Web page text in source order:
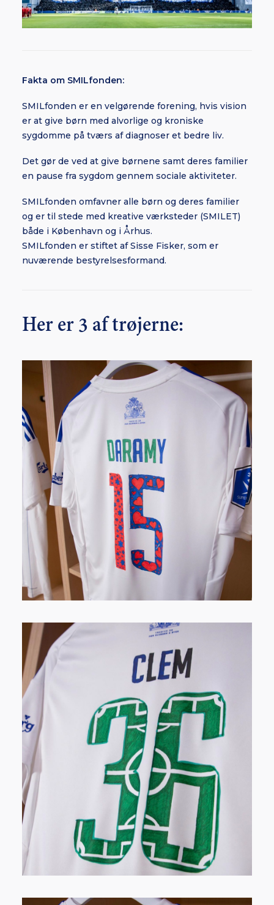
Fakta om SMILfonden:
SMILfonden er en velgørende forening, hvis vision
er at give børn med alvorlige og kroniske
sygdomme på tværs af diagnoser et bedre liv.
Det gør de ved at give børnene samt deres familier
en pause fra sygdom gennem sociale aktiviteter.
SMILfonden omfavner alle børn og deres familier
og er til stede med kreative værksteder (SMILET)
både i København og i Århus.
SMILfonden er stiftet af Sisse Fisker, som er
nuværende bestyrelsesformand.
Her er 3 af trøjerne: